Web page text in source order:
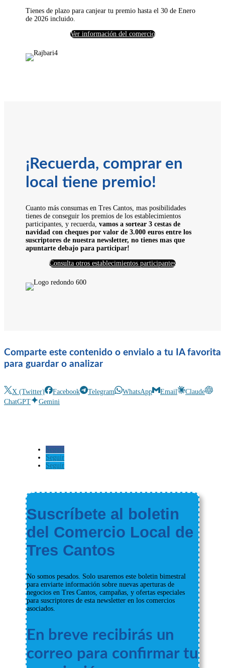
Tienes de plazo para canjear tu premio hasta el 30 de Enero
de 2026 incluido.
Ver información del comercio
¡Recuerda, comprar en
local tiene premio!
Cuanto más consumas en Tres Cantos, mas posibilidades
tienes de conseguir los premios de los establecimientos
participantes, y recuerda,vamos a sortear 3 cestas de
navidad con cheques por valor de 3.000 euros entre los
suscriptores de nuestra newsletter, no tienes mas que
apuntarte debajo para participar!
Consulta otros establecimientos participantes
Comparte este contenido o envialo a tu IA favorita
para guardar o analizar
X (Twitter) Facebook Telegram WhatsApp Email
Claude
ChatGPT
Gemini
Seguir
Seguir
Seguir
Suscríbete al boletin
del Comercio Local de
Tres Cantos
No somos pesados. Solo usaremos este boletin bimestral
para enviarte información sobre nuevas aperturas de
negocios en Tres Cantos, campañas, y ofertas especiales
para suscriptores de esta newsletter en los comercios
asociados.
En breve recibirás un
correo para confirmar tu